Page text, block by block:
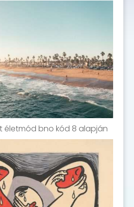
életmód bno kód 8 alapján